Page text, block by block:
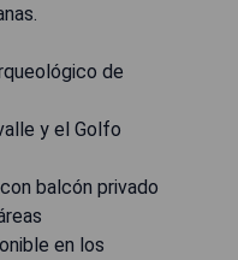
de
y el Golfo
balcón privado
en los